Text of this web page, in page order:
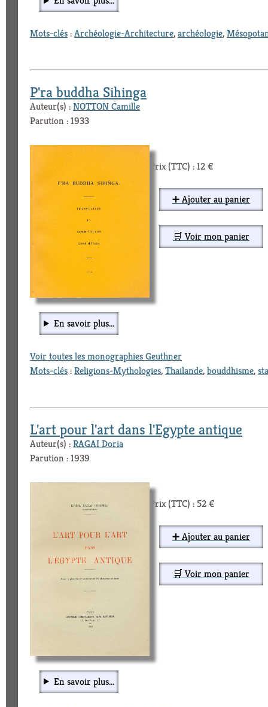
Mots-clés:Archéologie-Architecture,archéologie,
P'ra buddha Sihinga
Auteur(s) :NOTTON Camille
Parution : 1933
Prix (TTC) : 12 €
➕ Ajouter au panier
🛒 Voir mon panier
En savoir plus...
Voir toutes les monographies Geuthner
Mots-clés:Religions-Mythologies,Thailande,bouddhisme,
L'art pour l'art dans l'Egypte antique
Auteur(s) :RAGAI Doria
Parution : 1939
Prix (TTC) : 52 €
➕ Ajouter au panier
🛒 Voir mon panier
En savoir plus...